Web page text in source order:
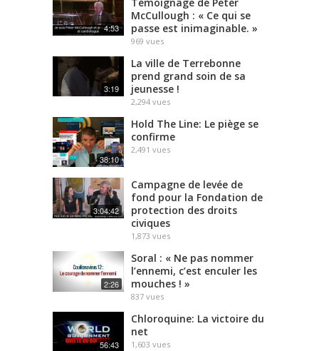
4:53
McCullough : « Ce qui se
passe est inimaginable. »
969 vues
3:19
La ville de Terrebonne
prend grand soin de sa
jeunesse !
2,294 vues
38:10
Hold The Line: Le piège se
confirme
2,491 vues
3:04:42
Campagne de levée de
fond pour la Fondation de
protection des droits
civiques
1,873 vues
2:26
Soral : « Ne pas nommer
l’ennemi, c’est enculer les
mouches ! »
837 vues
56:43
Chloroquine: La victoire du
net
1,603 vues